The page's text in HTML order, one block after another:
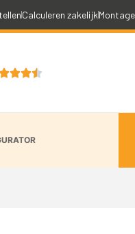
Calculeren zakelijk
